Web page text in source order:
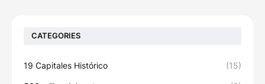
CATEGORIES
19 Capitales Histórico (15)